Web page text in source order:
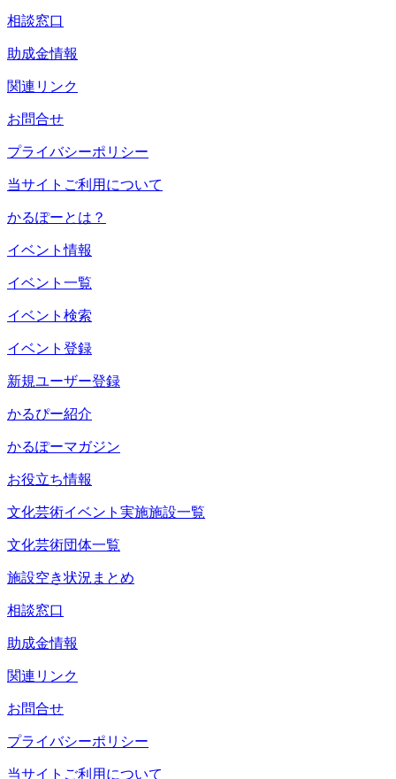
相談窓口
助成金情報
関連リンク
お問合せ
プライバシーポリシー
当サイトご利用について
かるぽーとは？
イベント情報
イベント一覧
イベント検索
イベント登録
新規ユーザー登録
かるぴー紹介
かるぽーマガジン
お役立ち情報
文化芸術イベント実施施設一覧
文化芸術団体一覧
施設空き状況まとめ
相談窓口
助成金情報
関連リンク
お問合せ
プライバシーポリシー
当サイトご利用について